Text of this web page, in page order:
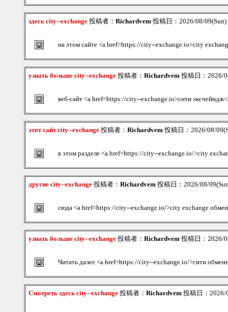
здесь city--exchange 投稿者： Richardvem 投稿日：2026/08/
на этом сайте <a href=https://city--exchange.io>city
узнать больше city--exchange 投稿者： Richardvem 投稿日：2026/
веб-сайт <a href=https://city--exchange.io>сити
этот сайт city--exchange 投稿者： Richardvem 投稿日：2026/08/
в этом разделе <a href=https://city--exchange.io/>city
другие city--exchange 投稿者： Richardvem 投稿日：2026/08/
сюда <a href=https://city--exchange.io/>city exchange
узнать больше city--exchange 投稿者： Richardvem 投稿日：2026/
Читать далее <a href=https://city--exchange.io/>сити
Смотреть здесь city--exchange 投稿者： Richardvem 投稿日：